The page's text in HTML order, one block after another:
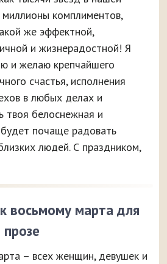
миллионы комплиментов,
же эффектной,
и жизнерадостной! Я
и желаю крепчайшего
счастья, исполнения
в любых делах и
твоя белоснежная и
почаще радовать
людей. С праздником,
восьмому марта для
– всех женщин, девушек и